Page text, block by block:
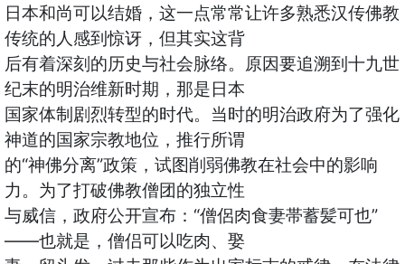
日本和尚可以结婚，这一点常常让许多熟悉汉传佛教
传统的人感到惊讶，但其实这背
后有着深刻的历史与社会脉络。原因要追溯到十九世
纪末的明治维新时期，那是日本
国家体制剧烈转型的时代。当时的明治政府为了强化
神道的国家宗教地位，推行所谓
的“神佛分离”政策，试图削弱佛教在社会中的影响
力。为了打破佛教僧团的独立性
与威信，政府公开宣布：“僧侶肉食妻帯蓄髪可也”
——也就是，僧侣可以吃肉、娶